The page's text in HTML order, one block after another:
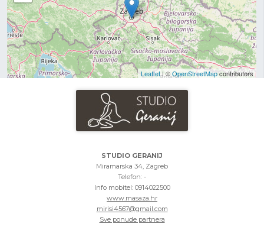
Leaflet| ©OpenStreetMapcontributors
STUDIO GERANIJ
Miramarska 34, Zagreb
Telefon: -
Info mobitel:0914022500
www.masaza.hr
mirisi4567@gmail.com
Sve ponude partnera